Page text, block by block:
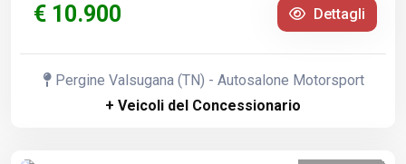
€ 10.900 Dettagli
Pergine Valsugana (TN) - Autosalone Motorsport
+ Veicoli del Concessionario